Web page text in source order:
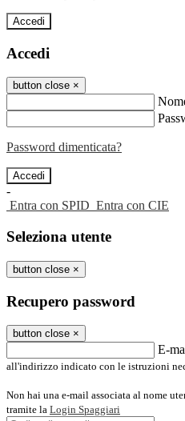
Accedi
Accedi
button close ×
Password dimenticata?
-
Entra con SPID Entra con CIE
Seleziona utente
button close ×
Recupero password
button close ×
E-
all'indirizzo indicato con le istruzioni
Non hai una e-mail associata al nome
tramite la Login Spaggiari